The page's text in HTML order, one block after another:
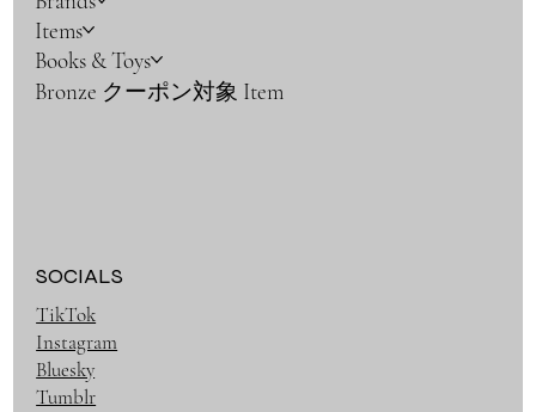
Items
Books & Toys
Bronze クーポン対象 Item
SOCIALS
TikTok
Instagram
Bluesky
Tumblr